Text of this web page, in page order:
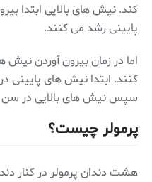
کند. نیش های بالایی ابتدا
پایینی رشد می کنند.
اما در زمان بیرون آوردن
سپس نیش های بالایی در سن ۱۱ یا ۱۲ سالگی رویش می کنند.
پرمولر چیست؟
هشت دندان پرمولر در کنار